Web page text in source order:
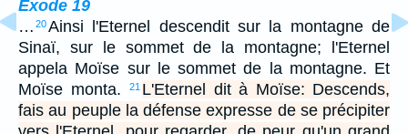
Exode 19
… 20Ainsi l'Eternel descendit sur la montagne de
Sinaï, sur le sommet de la montagne; l'Eternel
appela Moïse sur le sommet de la montagne. Et
Moïse monta.
21 L'Eternel dit à Moïse: Descends,
fais au peuple la défense expresse de se précipiter